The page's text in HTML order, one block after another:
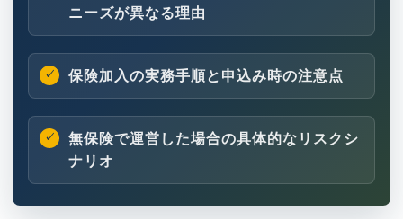
ニーズが異なる理由
保険加入の実務手順と申込み時の注意点
無保険で運営した場合の具体的なリスクシ
ナリオ